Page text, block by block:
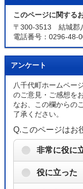
このページに関する
〒300-3513 結城郡
電話番号：0296-48-
アンケート
八千代町ホームペー
のご意見・ご感想を
なお、この欄からの
了承ください。
Q.このページはお
非常に役に
役に立った